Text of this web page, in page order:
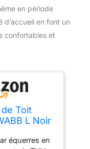
en période
d’accueil en font un
confortables et
Toit
L Noir
équerres en